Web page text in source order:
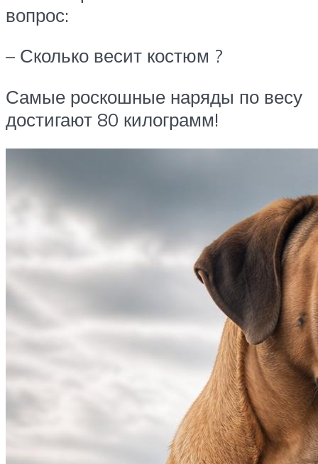
вопрос:
– Сколько весит костюм ?
Самые роскошные наряды по весу
достигают 80 килограмм!